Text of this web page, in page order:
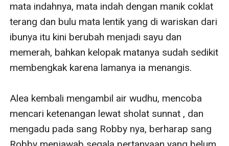
mata indahnya, mata indah dengan manik coklat
terang dan bulu mata lentik yang di wariskan dari
ibunya itu kini berubah menjadi sayu dan
memerah, bahkan kelopak matanya sudah sedikit
membengkak karena lamanya ia menangis.
Alea kembali mengambil air wudhu, mencoba
mencari ketenangan lewat sholat sunnat , dan
mengadu pada sang Robby nya, berharap sang